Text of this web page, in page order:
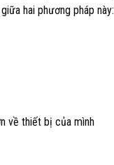
hai phương pháp này:
về thiết bị của mình